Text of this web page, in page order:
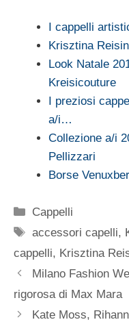
I cappelli
Krisztina
Look Natale
Kreisicouture
I preziosi
a/i…
Collezione a/i
Pellizzari
Borse
Categorie
Cappelli
Tag
accessori capelli,
cappelli, Krisztina
Milano Fashion
rigorosa di Max Mara
Kate Moss,